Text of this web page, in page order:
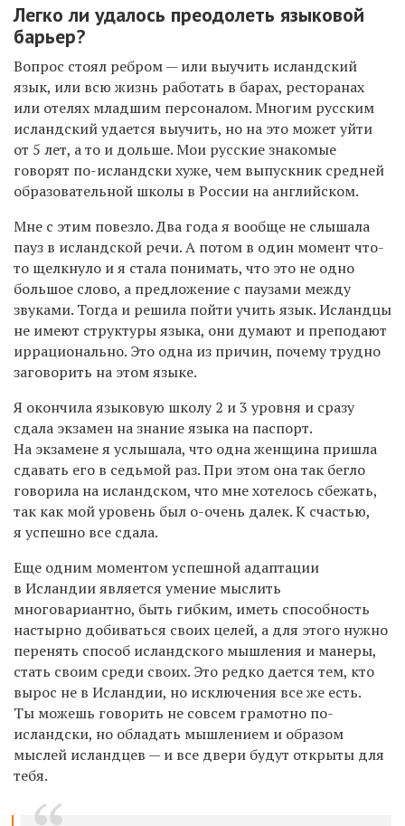
Легко ли удалось преодолеть языковой
барьер?
Вопрос стоял ребром — или выучить исландский
язык, или всю жизнь работать в барах, ресторанах
или отелях младшим персоналом. Многим русским
исландскийудается выучить, но на это может уйти
от 5 лет, а то и дольше. Мои русские знакомые
говорят по-исландски хуже, чем выпускник средней
образовательной школы в России на английском.
Мне с этим повезло. Два года я вообще не слышала
пауз в исландской речи. А потом в один момент что-
то щелкнуло и я стала понимать, что это не одно
большое слово, а предложение с паузами между
звуками. Тогда и решила пойти учить язык. Исландцы
не имеют структуры языка, они думают и преподают
иррационально. Это одна из причин, почему трудно
заговорить на этом языке.
Я окончила языковую школу 2 и 3 уровня и сразу
сдала экзамен на знание языка на паспорт.
На экзамене я услышала, что одна женщина пришла
сдавать его в седьмой раз. При этом она так бегло
говорила на исландском, что мне хотелось сбежать,
так как мой уровень был о-очень далек. К счастью,
я успешно все сдала.
Еще одним моментом успешной адаптации
в Исландии является умение мыслить
многовариантно, быть гибким, иметь способность
настырно добиваться своих целей, а для этого нужно
перенять способ исландского мышления и манеры,
стать своим среди своих. Это редко дается тем, кто
вырос не в Исландии, но исключения все же есть.
Ты можешь говорить не совсем грамотно по-
исландски, но обладать мышлением и образом
мыслей исландцев — и все двери будут открыты для
тебя.